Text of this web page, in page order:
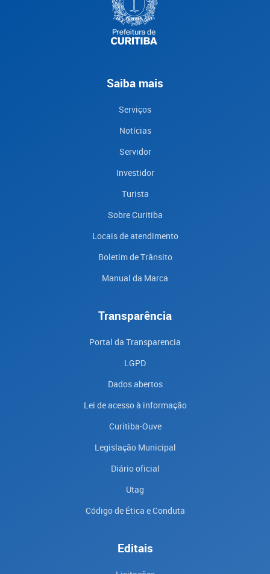
Saiba mais
Serviços
Notícias
Servidor
Investidor
Turista
Sobre Curitiba
Locais de atendimento
Boletim de Trânsito
Manual da Marca
Transparência
Portal da Transparencia
LGPD
Dados abertos
Lei de acesso à informação
Curitiba-Ouve
Legislação Municipal
Diário oficial
Utag
Código de Ética e Conduta
Editais